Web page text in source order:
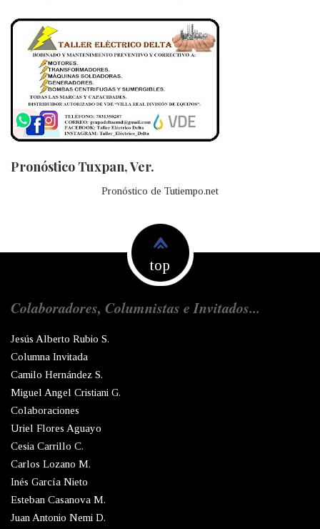
Pronóstico Tuxpan, Ver.
Pronóstico de Tutiempo.net
top
Colaboradores, Columnistas e Invitados...
Jesús Alberto Rubio S.
Columna Invitada
Camilo Hernández S.
Miguel Angel Cristiani G.
Colaboraciones
Uriel Flores Aguayo
Cesia Carrillo C.
Carlos Lozano M.
Inés García Nieto
Esteban Casanova M.
Juan Antonio Nemi D.